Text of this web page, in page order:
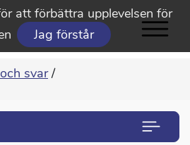
att förbättra upplevelsen för
Jag förstår
svar /